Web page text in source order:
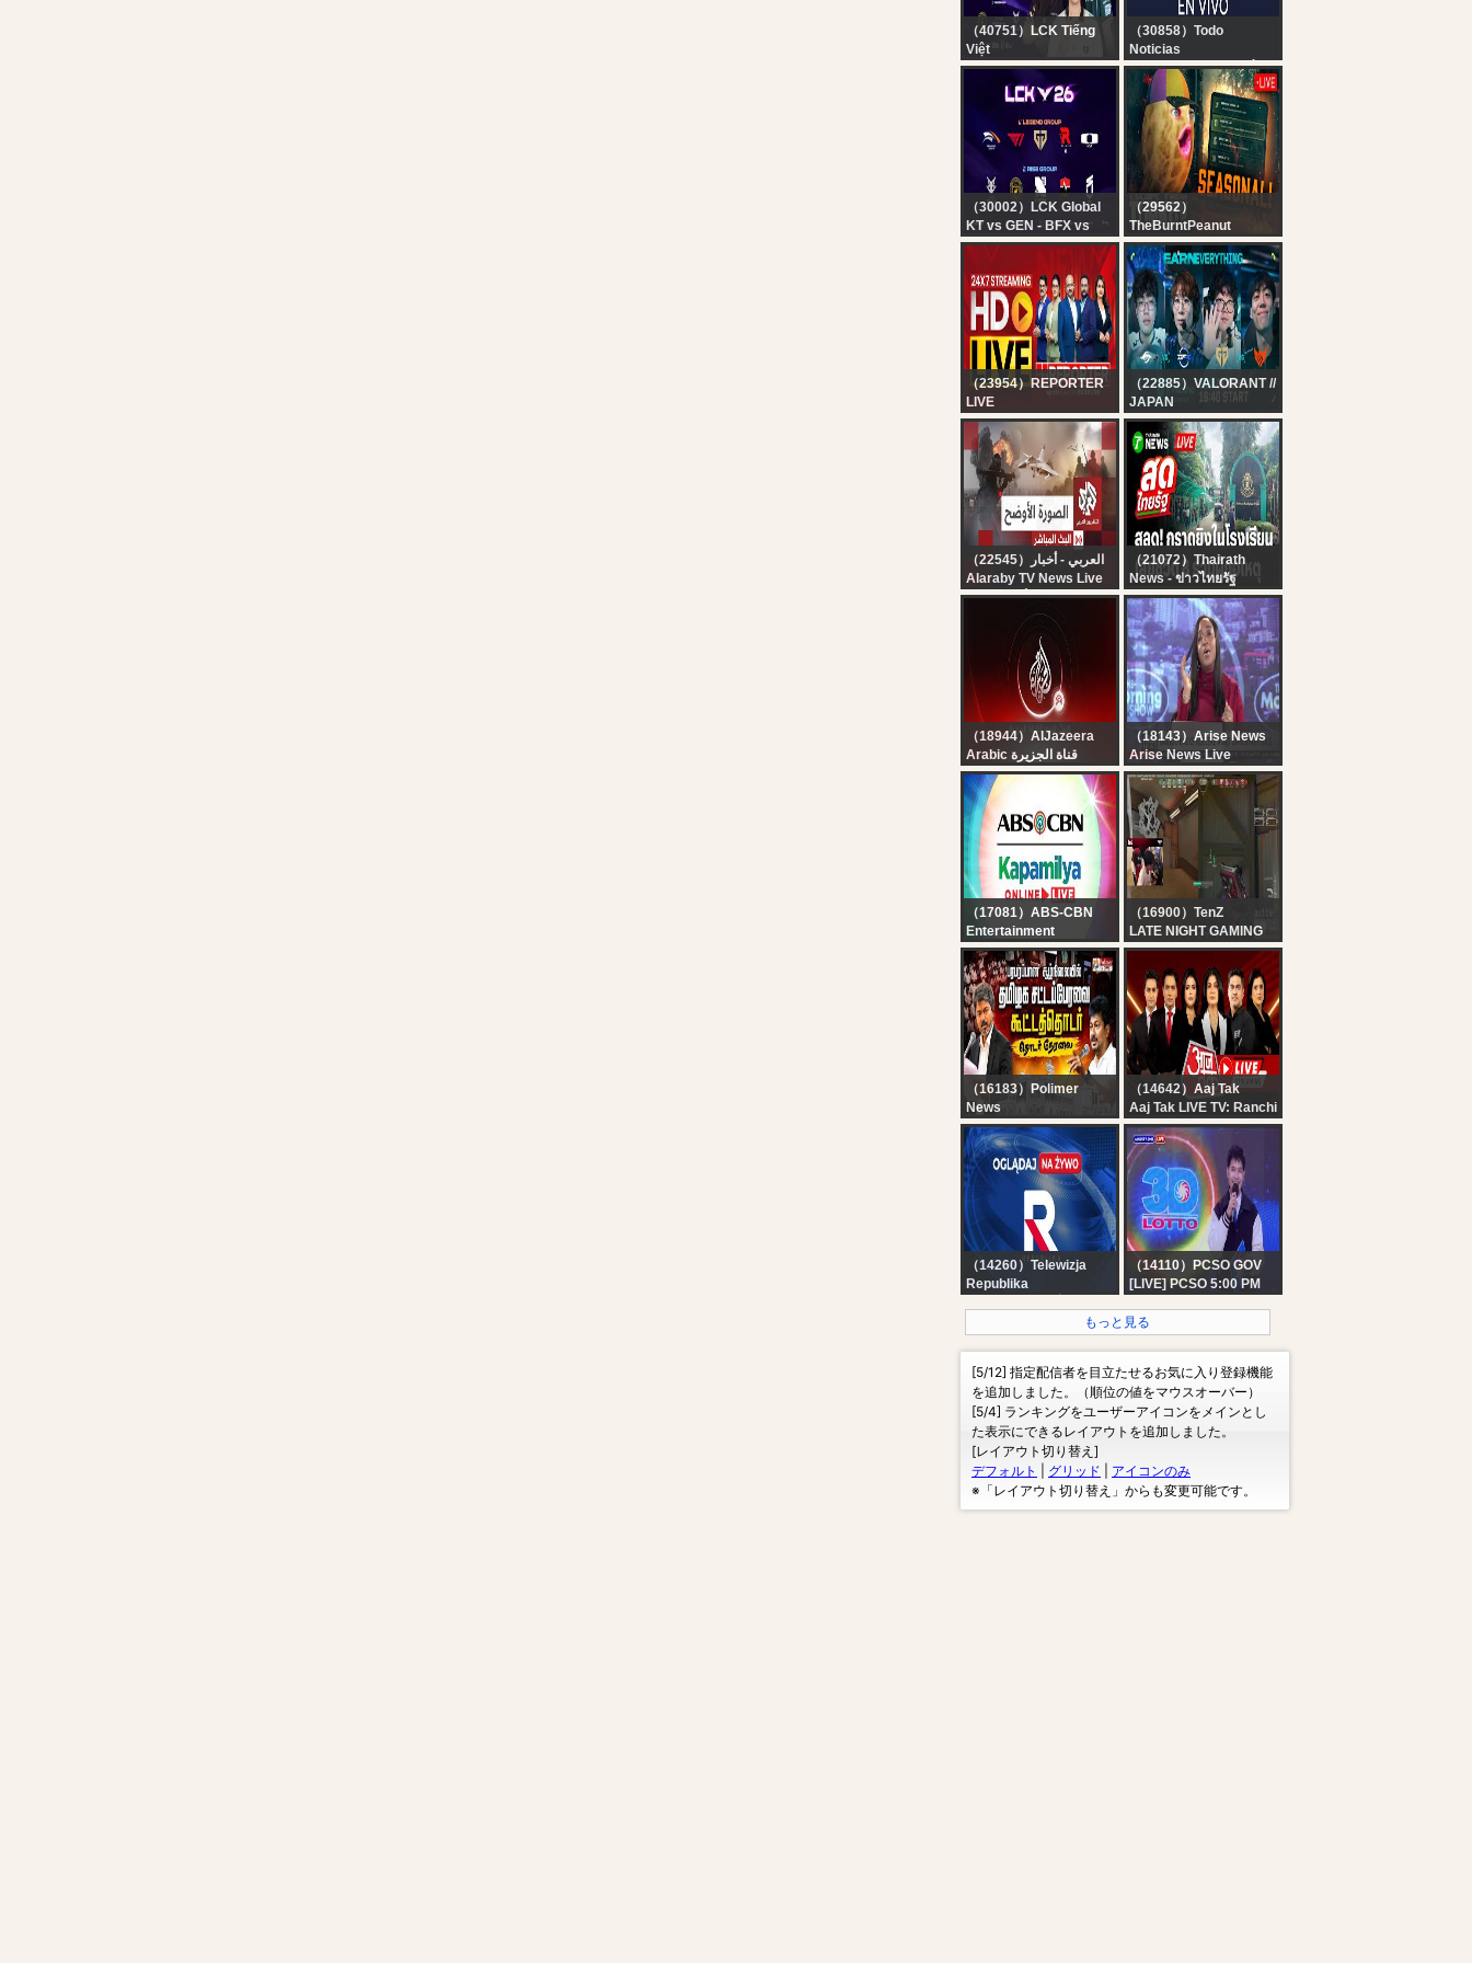
（40751）LCK Tiếng
Việt
Bình Luận Tiếng Việt:
KT vs GEN l BFX vs
BRO | LCK 2026
（30858）Todo
Noticias
TN EN VIVO - SEGUÍ LA
TRANSMISIÓN EN VIVO
DE TODO NOTICIAS
（30002）LCK Global
KT vs GEN - BFX vs
BRO | 2026 LCK
（29562）
TheBurntPeanut
?LIVE | TARKOV
SEASONAL | DAY 4 |
HutchMF x GIMMICK |
THICC MEN
THURSDAY |
#BUNGULATE
（23954）REPORTER
LIVE
24x7 Reporter Live TV |
Kerala Rain Alert Live |
HD Streaming | Latest
Malayalam News |
Reporter
（22885）VALORANT //
JAPAN
VCT Pacific 2026 :
STAGE 2 - DAY 13
（22545）العربي - أخبار
Alaraby TV News Live
قناة العربي أخبار | البث
الحي المباشر
（21072）Thairath
News - ข่าวไทยรัฐ
?LIVE : สลด! กราดยิง
รร.เทพศิรินทร์ นนทบุรี เสีย
ชีวิต 8 คน บาดเจ็บ 22 คน
| 7 ส.ค. 69 | สดไทยรัฐ
（18944）AlJazeera
Arabic قناة الجزيرة
البث الحي لقناة الجزيرة |
التغطية مستمرة
（18143）Arise News
Arise News Live
（17081）ABS-CBN
Entertainment
Kapamilya Online Live |
August 7, 2026
（16900）TenZ
LATE NIGHT GAMING
ACTION, TODAY WAS A
GOOD DAY
（16183）Polimer
News
?LIVE : CMVijay |
Udhayanidhi Stalin |
TNAssembly 2026 |
சட்டப்பேரவையில் இருந்து
நேரலை.. Mekedatu
（14642）Aaj Tak
Aaj Tak LIVE TV: Ranchi
Student Protest |
Parliament Session |
PM Modi | Rahul Gandhi
| Hindi News
（14260）Telewizja
Republika
OGLĄDAJ Telewizja
Republika
（14110）PCSO GOV
[LIVE] PCSO 5:00 PM
2026
もっと見る
[5/12] 指定配信者を目立たせるお気に入り登録機能
を追加しました。（順位の値をマウスオーバー）
[5/4] ランキングをユーザーアイコンをメインとし
た表示にできるレイアウトを追加しました。
[レイアウト切り替え]
デフォルト
グリッド
アイコンのみ
※「レイアウト切り替え」からも変更可能です。